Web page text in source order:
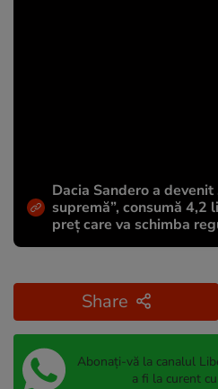
Dacia Sandero a
supremă”, consumă
preț care va schimba
Share
Abonați-vă la canalul
a fi la curent